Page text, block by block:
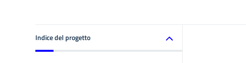
Indice del progetto